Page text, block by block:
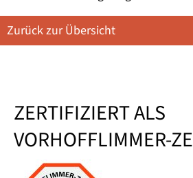
Zurück zur Übersicht
ZERTIFIZIERT ALS
VORHOFFLIMMER-